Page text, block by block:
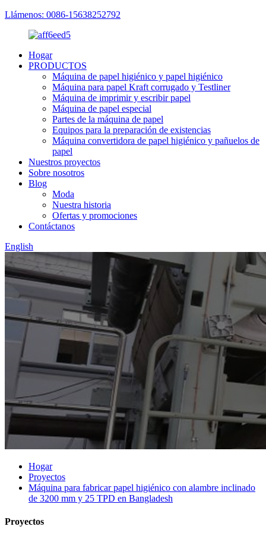
Llámenos: 0086-15638252792
Hogar
PRODUCTOS
Máquina de papel higiénico y papel higiénico
Máquina para papel Kraft corrugado y Testliner
Máquina de imprimir y escribir papel
Máquina de papel especial
Partes de la máquina de papel
Equipos para la preparación de existencias
Máquina convertidora de papel higiénico y pañuelos de
papel
Nuestros proyectos
Sobre nosotros
Blog
Moda
Nuestra historia
Ofertas y promociones
Contáctanos
English
Hogar
Proyectos
Máquina para fabricar papel higiénico con alambre inclinado
de 3200 mm y 25 TPD en Bangladesh
Proyectos